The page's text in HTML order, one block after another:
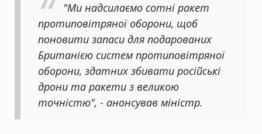
"Ми надсилаємо сотні ракет
протиповітряної оборони, щоб
поновити запаси для подарованих
Британією систем протиповітряної
оборони, здатних збивати російські
дрони та ракети з великою
точністю", - анонсував міністр.